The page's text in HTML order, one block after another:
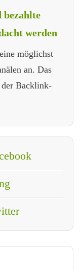
werden
möglichst
an. Das
der Backlink-